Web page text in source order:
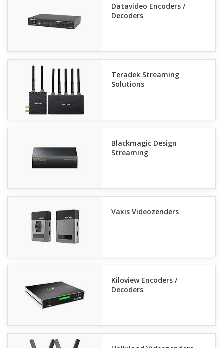
Datavideo Encoders /
Decoders
Teradek Streaming
Solutions
Blackmagic Design
Streaming
Vaxis Videozenders
Kiloview Encoders /
Decoders